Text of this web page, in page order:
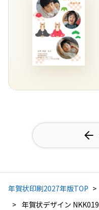
年賀状印刷2027年版TOP
年賀状デザイン NKK019